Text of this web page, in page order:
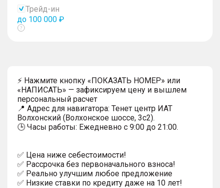
Трейд-ин
до 100 000 ₽
Показать
⚡ Нажмите кнопку «ПОКАЗАТЬ НОМЕР» или
«НАПИСАТЬ» — зафиксируем цену и вышлем
персональный расчет
📍 Адрес для навигатора: Тенет центр ИАТ
Волхонский (Волхонское шоссе, 3с2).
🕒 Часы работы: Ежедневно с 9:00 до 21:00.
✅ Цена ниже себестоимости!
✅ Рассрочка без первоначального взноса!
✅ Реально улучшим любое предложение
✅ Низкие ставки по кредиту даже на 10 лет!